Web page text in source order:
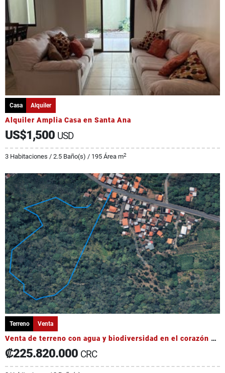
Casa Alquiler
Alquiler Amplia Casa en Santa Ana
US$1,500 USD
3 Habitaciones / 2.5 Baño(s) / 195 Área m2
Terreno Venta
Venta de terreno con agua y biodiversidad en el corazón de Occidente
₡225.820.000 CRC